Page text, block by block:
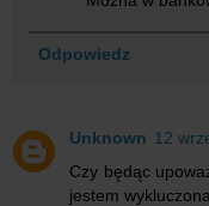
Odpowiedz
Unknown 12
Czy będąc
jestem